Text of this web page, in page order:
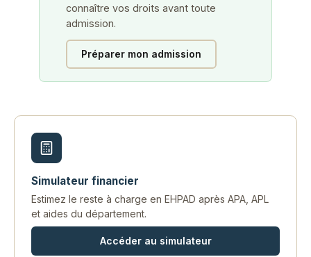
connaître vos droits avant toute
admission.
Préparer mon admission
Simulateur financier
Estimez le reste à charge en EHPAD après APA, APL
et aides du département.
Accéder au simulateur